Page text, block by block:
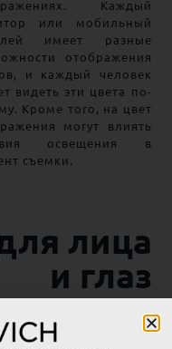
Каждый
или мобильный
имеет разные
отображения
и каждый человек
видеть эти цвета по-
Кроме того, на цвет
могут влиять
освещения в
съемки.
лица
и глаз
высокое качество,
мы стремимся